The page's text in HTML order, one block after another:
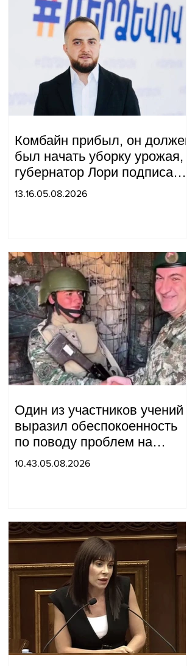
Комбайн прибыл, он должен
был начать уборку урожая,
губернатор Лори подписал
постановление о запрете
13.16.05.08.2026
Один из участников учений
выразил обеспокоенность
по поводу проблем на
одном из постов в Сюнике.
10.43.05.08.2026